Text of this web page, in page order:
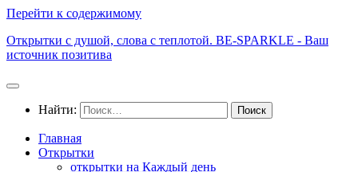
Перейти к содержимому
Открытки с душой, слова с теплотой. BE-SPARKLE - Ваш
источник позитива
Найти:
Главная
Открытки
открытки на Каждый день